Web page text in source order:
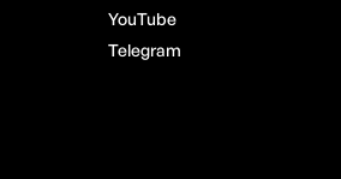
YouTube
Telegram